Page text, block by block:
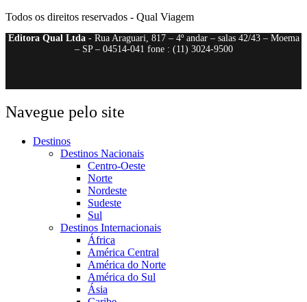
Todos os direitos reservados - Qual Viagem
Editora Qual Ltda- Rua Araguari, 817 – 4º andar – salas 42/43 – Moema
– SP – 04514-041 fone : (11) 3024-9500
Navegue pelo site
Destinos
Destinos Nacionais
Centro-Oeste
Norte
Nordeste
Sudeste
Sul
Destinos Internacionais
África
América Central
América do Norte
América do Sul
Ásia